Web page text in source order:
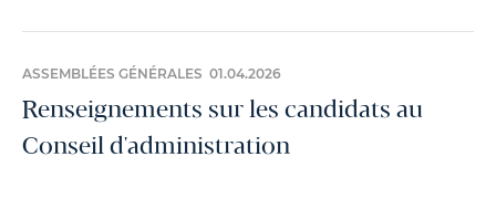
ASSEMBLÉES GÉNÉRALES 01.04.2026
Renseignements sur les candidats au
Conseil d'administration